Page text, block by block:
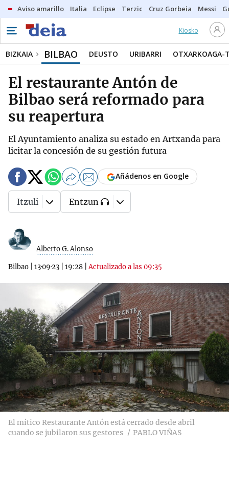
Aviso amarillo Italia Eclipse Terzic Cruz Gorbeia Messi
Kiosko
BIZKAIA BILBAO DEUSTO URIBARRI OTXARKOAGA-
El restaurante Antón de
Bilbao será reformado para
su reapertura
El Ayuntamiento analiza su estado en Artxanda para
licitar la concesión de su gestión futura
Alberto G. Alonso
Bilbao 13·09·23 19:28 |Actualizado a las 09:35
Añádenos en Google
Itzuli Entzun
El mítico Restaurante Antón está cerrado desde abril
cuando se jubilaron sus gestores
PABLO VIÑAS